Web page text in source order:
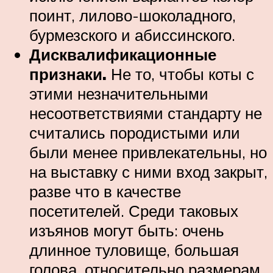
поинт, лилово-шоколадного,
бурмезского и абиссинского.
Дисквалификационные
признаки. Не то, чтобы коты с
этими незначительными
несоответствиями стандарту не
считались породистыми или
были менее привлекательны, но
на выставку с ними вход закрыт,
разве что в качестве
посетителей. Среди таковых
изъянов могут быть: очень
длинное туловище, большая